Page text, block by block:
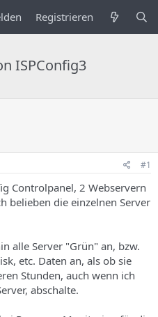
Registrieren
ISPConfig3
#1
Controlpanel, 2 Webservern
belieben die einzelnen Server
alle Server "Grün" an, bzw.
etc. Daten an, als ob sie
Stunden, auch wenn ich
abschalte.